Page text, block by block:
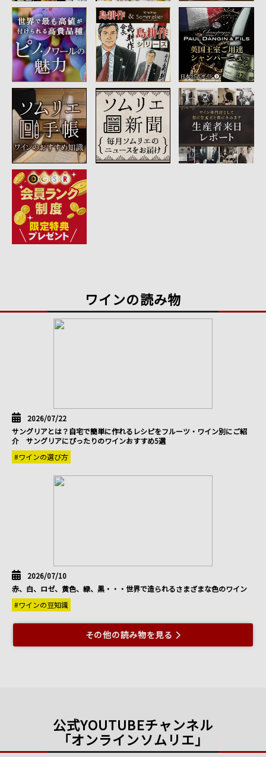
ワインの読み物
2026/07/22
サングリアとは？自宅で簡単に作れるレシピをフルーツ・ワイン別にご紹
介 サングリアにぴったりのワインおすすめ5選
#ワインの選び方
2026/07/10
赤、白、ロゼ、黄色、緑、黒・・・世界で造られるさまざまな色のワイン
#ワインの豆知識
その他の読み物を見る
公式YOUTUBEチャンネル
「オンラインソムリエ」